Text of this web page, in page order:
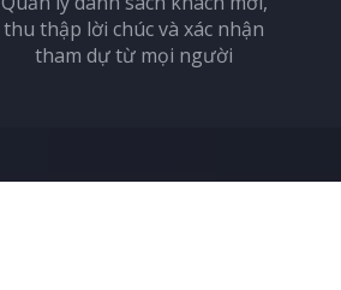
thu thập lời chúc và xác nhận
tham dự từ mọi người